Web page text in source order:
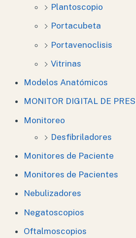
Plantoscopio
Portacubeta
Portavenoclisis
Vitrinas
Modelos Anatómicos
MONITOR DIGITAL DE
Monitoreo
Desfibriladores
Monitores de Paciente
Monitores de Pacientes
Nebulizadores
Negatoscopios
Oftalmoscopios